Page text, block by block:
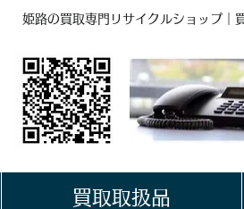
姫路の買取専門リサイクルショップ｜
BUYKING
LINE QRコード
買取取扱品